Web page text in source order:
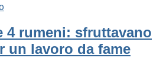
4 rumeni: sfruttavano
un lavoro da fame